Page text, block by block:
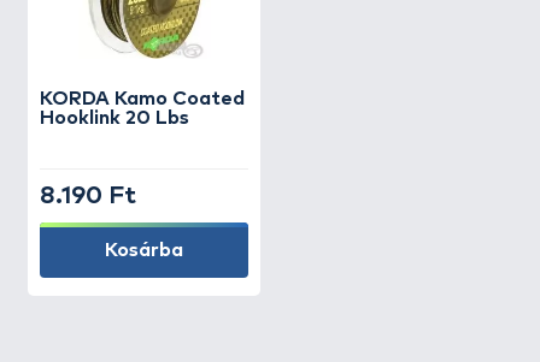
KORDA Kamo Coated
Hooklink 20 Lbs
8.190 Ft
Kosárba